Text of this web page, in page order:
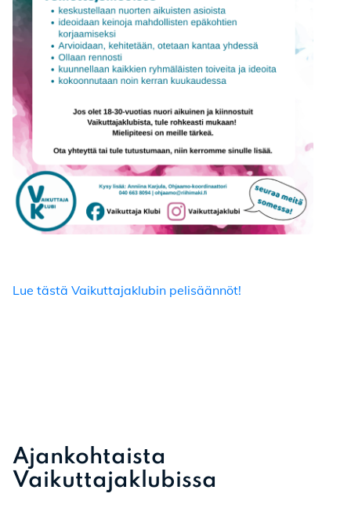
Lue tästä Vaikuttajaklubin pelisäännöt!
Ajankohtaista
Vaikuttajaklubissa